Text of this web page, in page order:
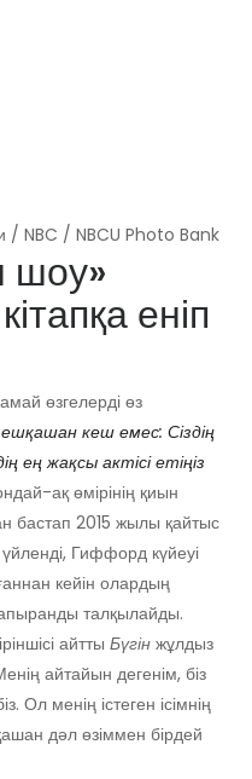
/ NBC / NBCU Photo Bank
шоу»
еніп
өзгелерді өз
кеш емес: Сіздің
ең жақсы актісі етіңіз
ақ өмірінің қиын
бастап 2015 жылы қайтыс
үйленді, Гиффорд күйеуі
кейін олардың
талқылайды.
айтты Бүгін жұлдыз
айтайын дегенім, біз
Ол менің істеген ісімнің
дәл өзіммен бірдей